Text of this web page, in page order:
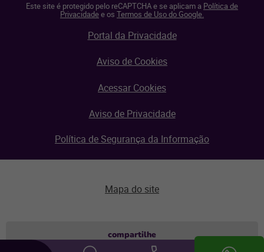
compartilhe
Este site é protegido pelo reCAPTCHA e se aplicam a Política de
Privacidadee os Termos de Uso do Google.
Portal da Privacidade
Aviso de Cookies
Acessar Cookies
Aviso de Privacidade
Política de Segurança da Informação
Mapa do site